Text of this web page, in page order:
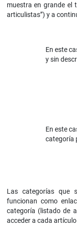
muestra en grande el
articulistas”) y a
En este
y sin
En este
categoría
Las categorías que
funcionan como
categoría (listado de
acceder a cada